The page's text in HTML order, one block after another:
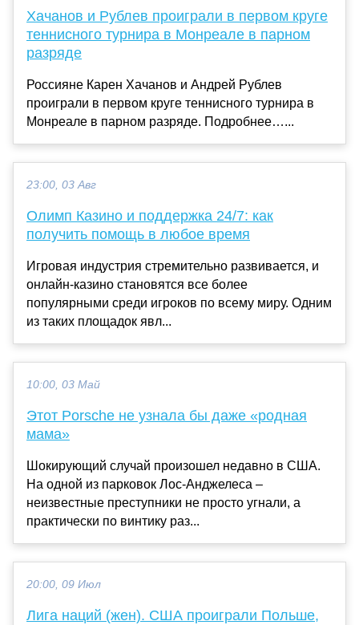
Хачанов и Рублев проиграли в первом круге
теннисного турнира в Монреале в парном
разряде
Россияне Карен Хачанов и Андрей Рублев
проиграли в первом круге теннисного турнира в
Монреале в парном разряде. Подробнее…...
23:00, 03 Авг
Олимп Казино и поддержка 24/7: как
получить помощь в любое время
Игровая индустрия стремительно развивается, и
онлайн-казино становятся все более
популярными среди игроков по всему миру. Одним
из таких площадок явл...
10:00, 03 Май
Этот Porsche не узнала бы даже «родная
мама»
Шокирующий случай произошел недавно в США.
На одной из парковок Лос-Анджелеса –
неизвестные преступники не просто угнали, а
практически по винтику раз...
20:00, 09 Июл
Лига наций (жен). США проиграли Польше,